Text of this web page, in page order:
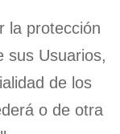
la protección
sus Usuarios,
de los
o de otra